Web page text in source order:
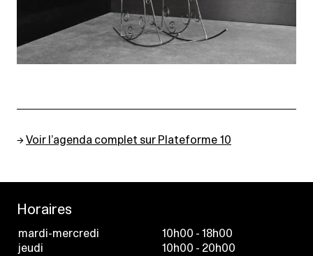
→Voir l’agenda complet sur Plateforme 10
Horaires
mardi-mercredi
10h00 - 18h00
jeudi
10h00 - 20h00